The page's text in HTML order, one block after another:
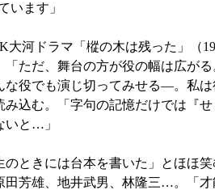
います」
河ドラマ「樅の木は残った」（
ただ、舞台の方が役の幅は広が
役でも演じ切ってみせる—。私
込む。「字句の記憶だけでは『
いと…」
ときには台本を書いた」とほほ
芳雄、地井武男、林隆三…。「